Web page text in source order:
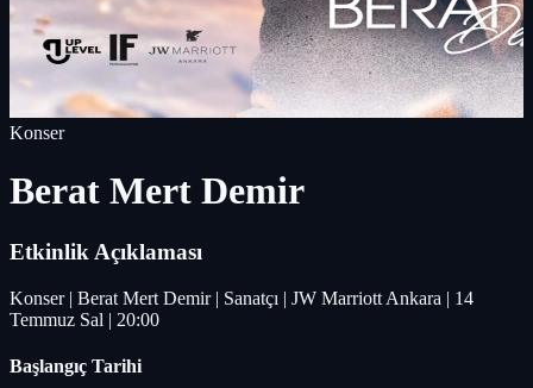
Konser
Berat Mert Demir
Etkinlik Açıklaması
Konser | Berat Mert Demir | Sanatçı | JW Marriott Ankara | 14
Temmuz Sal | 20:00
Başlangıç Tarihi